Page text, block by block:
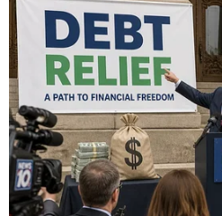
Số lượng xe ôtô mới đăng
minh châu Âu (EU) trong
tăng mạnh 14,6%, mức
nhất kể từ tháng 12/2009.